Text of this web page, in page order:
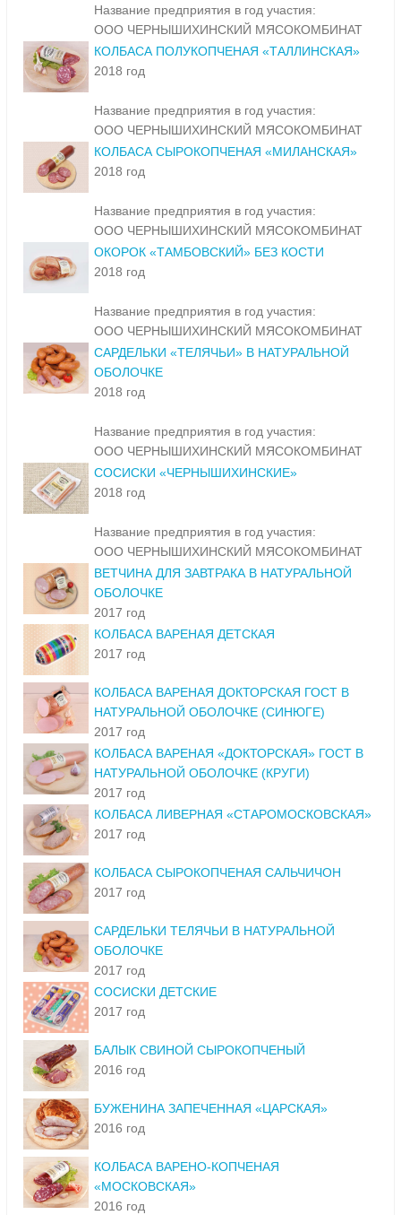
Название предприятия в год участия:
ООО ЧЕРНЫШИХИНСКИЙ МЯСОКОМБИНАТ
КОЛБАСА ПОЛУКОПЧЕНАЯ «ТАЛЛИНСКАЯ»
2018 год
Название предприятия в год участия:
ООО ЧЕРНЫШИХИНСКИЙ МЯСОКОМБИНАТ
КОЛБАСА СЫРОКОПЧЕНАЯ «МИЛАНСКАЯ»
2018 год
Название предприятия в год участия:
ООО ЧЕРНЫШИХИНСКИЙ МЯСОКОМБИНАТ
ОКОРОК «ТАМБОВСКИЙ» БЕЗ КОСТИ
2018 год
Название предприятия в год участия:
ООО ЧЕРНЫШИХИНСКИЙ МЯСОКОМБИНАТ
САРДЕЛЬКИ «ТЕЛЯЧЬИ» В НАТУРАЛЬНОЙ
ОБОЛОЧКЕ
2018 год
Название предприятия в год участия:
ООО ЧЕРНЫШИХИНСКИЙ МЯСОКОМБИНАТ
СОСИСКИ «ЧЕРНЫШИХИНСКИЕ»
2018 год
Название предприятия в год участия:
ООО ЧЕРНЫШИХИНСКИЙ МЯСОКОМБИНАТ
ВЕТЧИНА ДЛЯ ЗАВТРАКА В НАТУРАЛЬНОЙ
ОБОЛОЧКЕ
2017 год
КОЛБАСА ВАРЕНАЯ ДЕТСКАЯ
2017 год
КОЛБАСА ВАРЕНАЯ ДОКТОРСКАЯ ГОСТ В
НАТУРАЛЬНОЙ ОБОЛОЧКЕ (СИНЮГЕ)
2017 год
КОЛБАСА ВАРЕНАЯ «ДОКТОРСКАЯ» ГОСТ В
НАТУРАЛЬНОЙ ОБОЛОЧКЕ (КРУГИ)
2017 год
КОЛБАСА ЛИВЕРНАЯ «СТАРОМОСКОВСКАЯ»
2017 год
КОЛБАСА СЫРОКОПЧЕНАЯ САЛЬЧИЧОН
2017 год
САРДЕЛЬКИ ТЕЛЯЧЬИ В НАТУРАЛЬНОЙ
ОБОЛОЧКЕ
2017 год
СОСИСКИ ДЕТСКИЕ
2017 год
БАЛЫК СВИНОЙ СЫРОКОПЧЕНЫЙ
2016 год
БУЖЕНИНА ЗАПЕЧЕННАЯ «ЦАРСКАЯ»
2016 год
КОЛБАСА ВАРЕНО-КОПЧЕНАЯ
«МОСКОВСКАЯ»
2016 год